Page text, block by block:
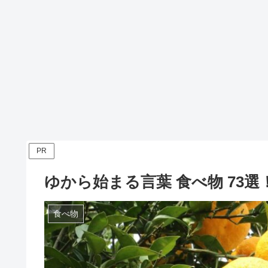
PR
ゆから始まる言葉 食べ物 73選
食べ物